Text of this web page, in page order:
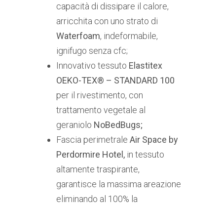
capacità di dissipare il calore,
arricchita con uno strato di
Waterfoam, indeformabile,
ignifugo senza cfc;
Innovativo tessuto Elastitex
OEKO-TEX® – STANDARD 100
per il rivestimento, con
trattamento vegetale al
geraniolo NoBedBugs;
Fascia perimetrale Air Space by
Perdormire Hotel, in tessuto
altamente traspirante,
garantisce la massima areazione
eliminando al 100% la